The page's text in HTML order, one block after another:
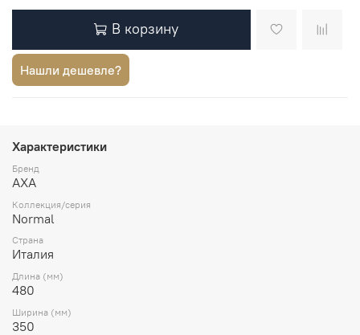
В корзину
Нашли дешевле?
Характеристики
Бренд
AXA
Коллекция/серия
Normal
Страна
Италия
Длина (мм)
480
Ширина (мм)
350